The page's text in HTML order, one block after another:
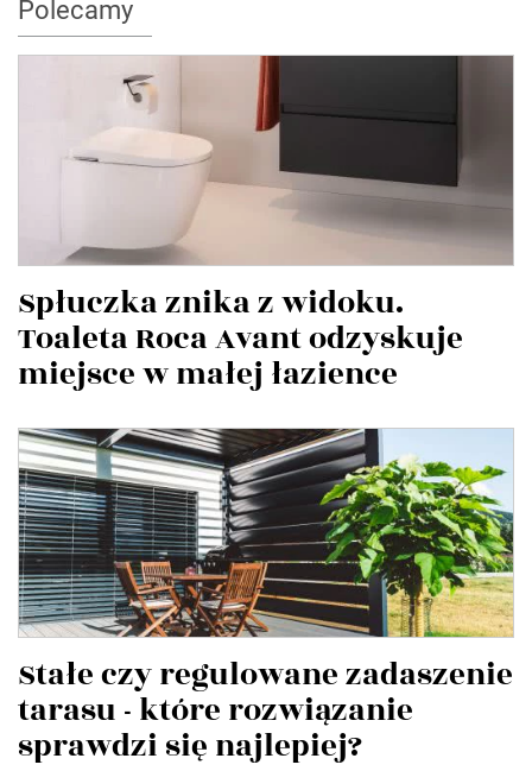
Polecamy
Spłuczka znika z widoku.
Toaleta Roca Avant odzyskuje
miejsce w małej łazience
Stałe czy regulowane zadaszenie
tarasu - które rozwiązanie
sprawdzi się najlepiej?